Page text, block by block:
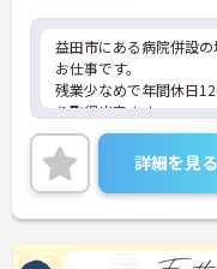
益田市にある病院併設
お仕事です。
残業少なめで年間休日
り取得出来ます。
24時間職員専用保育施
るのでご家庭との両立を
メです♪
ご興味のある方には、
に詳細をお話しいたし
さい！
詳細を見る